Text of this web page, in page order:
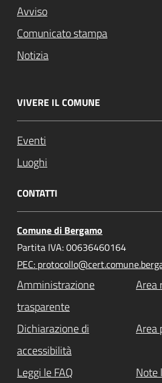
Avviso
Comunicato stampa
Notizia
VIVERE IL COMUNE
Eventi
Luoghi
CONTATTI
Comune di Bergamo
Partita IVA: 00636460164
PEC:
Amministrazione
trasparente
Area
Dichiarazione di
accessibilità
Area
Leggi le FAQ Note